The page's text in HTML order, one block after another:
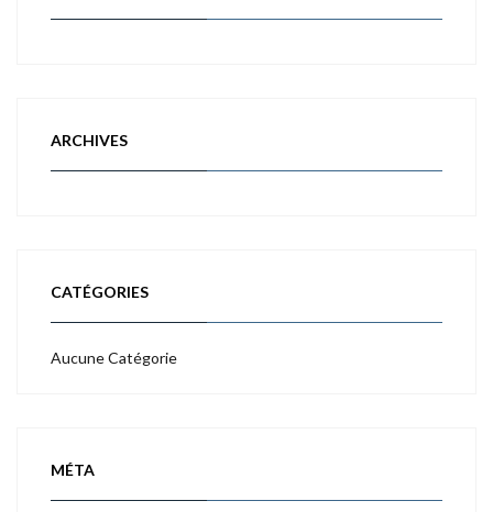
ARCHIVES
CATÉGORIES
Aucune Catégorie
MÉTA